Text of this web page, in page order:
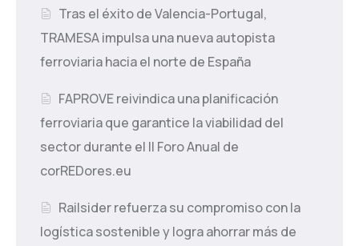
Tras el éxito de Valencia-Portugal,
TRAMESA impulsa una nueva autopista
ferroviaria hacia el norte de España
FAPROVE reivindica una planificación
ferroviaria que garantice la viabilidad del
sector durante el II Foro Anual de
corREDores.eu
Railsider refuerza su compromiso con la
logística sostenible y logra ahorrar más de